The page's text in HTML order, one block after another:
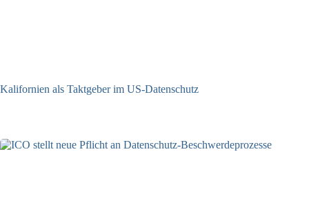
Kalifornien als Taktgeber im US-Datenschutz